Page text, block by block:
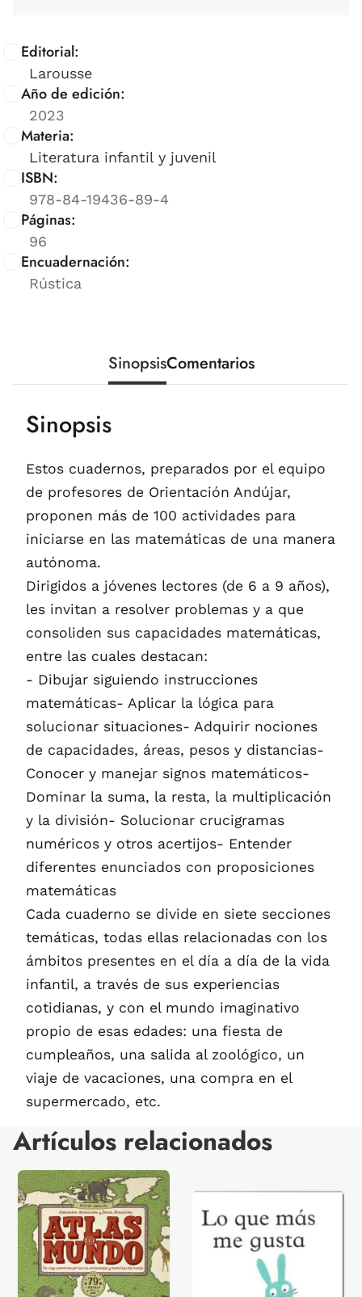
Editorial:
Larousse
Año de edición:
2023
Materia:
Literatura infantil y juvenil
ISBN:
978-84-19436-89-4
Páginas:
96
Encuadernación:
Rústica
SinopsisComentarios
Sinopsis
Estos cuadernos, preparados por el equipo
de profesores de Orientación Andújar,
proponen más de 100 actividades para
iniciarse en las matemáticas de una manera
autónoma.
Dirigidos a jóvenes lectores (de 6 a 9 años),
les invitan a resolver problemas y a que
consoliden sus capacidades matemáticas,
entre las cuales destacan:
- Dibujar siguiendo instrucciones
matemáticas- Aplicar la lógica para
solucionar situaciones- Adquirir nociones
de capacidades, áreas, pesos y distancias-
Conocer y manejar signos matemáticos-
Dominar la suma, la resta, la multiplicación
y la división- Solucionar crucigramas
numéricos y otros acertijos- Entender
diferentes enunciados con proposiciones
matemáticas
Cada cuaderno se divide en siete secciones
temáticas, todas ellas relacionadas con los
ámbitos presentes en el día a día de la vida
infantil, a través de sus experiencias
cotidianas, y con el mundo imaginativo
propio de esas edades: una fiesta de
cumpleaños, una salida al zoológico, un
viaje de vacaciones, una compra en el
supermercado, etc.
Artículos relacionados